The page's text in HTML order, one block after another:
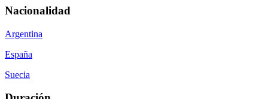
Nacionalidad
Argentina
España
Suecia